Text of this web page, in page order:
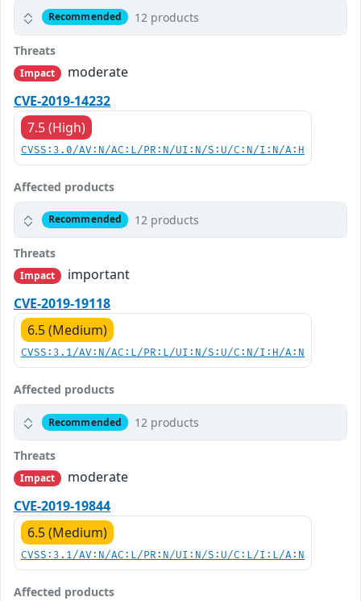
Recommended 12 products
Threats
Impact
moderate
CVE-2019-14232
7.5 (High)
CVSS:3.0/AV:N/AC:L/PR:N/UI:N/S:U/C:N/I:N/A:H
Affected products
Recommended 12 products
Threats
Impact
important
CVE-2019-19118
6.5 (Medium)
CVSS:3.1/AV:N/AC:L/PR:L/UI:N/S:U/C:N/I:H/A:N
Affected products
Recommended 12 products
Threats
Impact
moderate
CVE-2019-19844
6.5 (Medium)
CVSS:3.1/AV:N/AC:L/PR:N/UI:N/S:U/C:L/I:L/A:N
Affected products